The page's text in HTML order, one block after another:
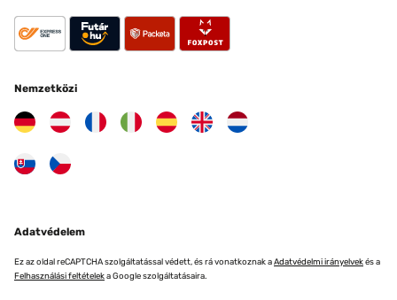
Nemzetközi
Adatvédelem
Ez az oldal reCAPTCHA szolgáltatással védett, és rá vonatkoznak aAdatvédelmi irányelvekés a
Felhasználási feltételeka Google szolgáltatásaira.